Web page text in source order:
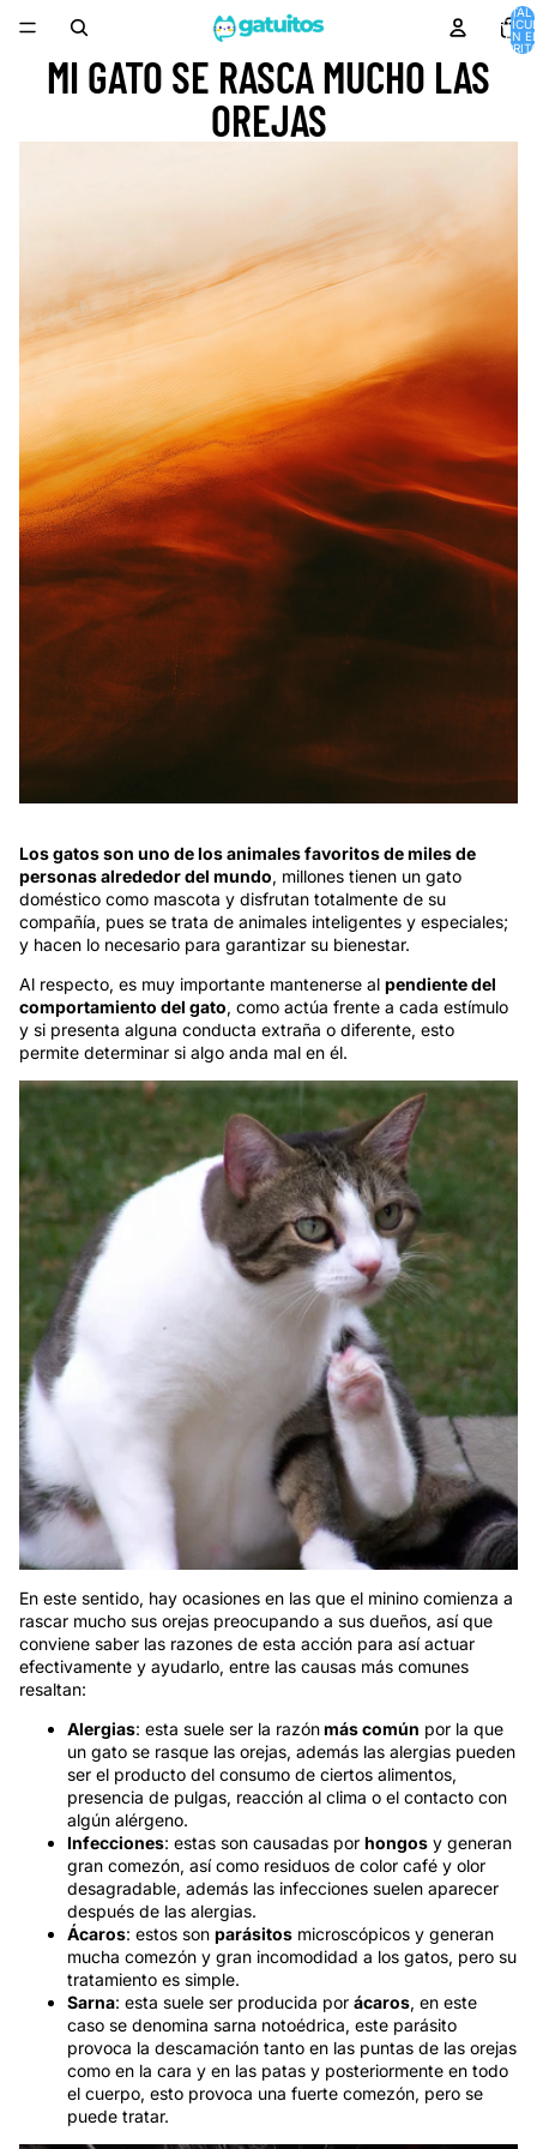
TOTAL
EN
MI GATO SE RASCA MUCHO LAS
OREJAS
Los gatos son uno de los animales favoritos de miles de
personas alrededor del mundo, millones tienen un gato
doméstico como mascota y disfrutan totalmente de su
compañía, pues se trata de animales inteligentes y especiales;
y hacen lo necesario para garantizar su bienestar.
Al respecto, es muy importante mantenerse al pendiente del
comportamiento del gato, como actúa frente a cada estímulo
y si presenta alguna conducta extraña o diferente, esto
permite determinar si algo anda mal en él.
En este sentido, hay ocasiones en las que el minino comienza a
rascar mucho sus orejas preocupando a sus dueños, así que
conviene saber las razones de esta acción para así actuar
efectivamente y ayudarlo, entre las causas más comunes
resaltan:
Alergias: esta suele ser la razónmás común por la que
un gato se rasque las orejas, además las alergias pueden
ser el producto del consumo de ciertos alimentos,
presencia de pulgas, reacción al clima o el contacto con
algún alérgeno.
Infecciones: estas son causadas por hongos y generan
gran comezón, así como residuos de color café y olor
desagradable, además las infecciones suelen aparecer
después de las alergias.
Ácaros: estos son parásitos microscópicos y generan
mucha comezón y gran incomodidad a los gatos, pero su
tratamiento es simple.
Sarna: esta suele ser producida por ácaros, en este
caso se denomina sarna notoédrica, este parásito
provoca la descamación tanto en las puntas de las orejas
como en la cara y en las patas y posteriormente en todo
el cuerpo, esto provoca una fuerte comezón, pero se
puede tratar.